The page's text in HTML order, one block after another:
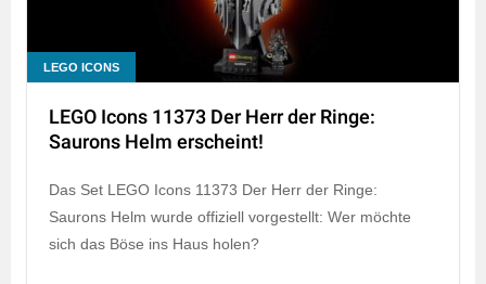
LEGO ICONS
LEGO Icons 11373 Der Herr der Ringe:
Saurons Helm erscheint!
Das Set LEGO Icons 11373 Der Herr der Ringe:
Saurons Helm wurde offiziell vorgestellt: Wer möchte
sich das Böse ins Haus holen?